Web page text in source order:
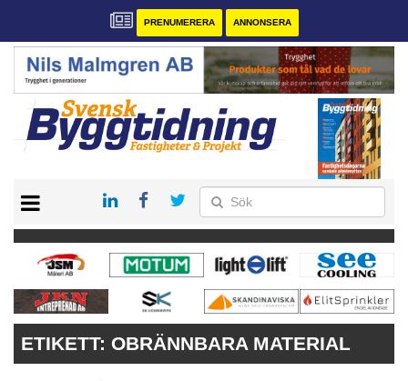
PRENUMERERA ANNONSERA
PRENUMERERA
VÅRA ANDRA MAGASIN
ANNONSERA
KONTAKT
ETIKETT: OBRÄNNBARA MATERIAL